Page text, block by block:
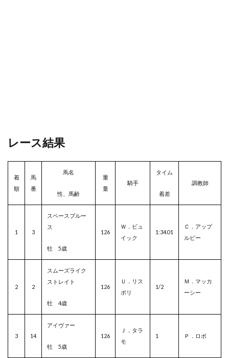
レース結果
着
順
馬
番
馬名
性、馬齢
重
量
騎手
タイム
着差
調教師
1 3
スペースブルー
ス
牡 5歳
126
Ｗ．ビュ
イック
1:34.01
Ｃ．アップ
ルビー
2 2
スムーズライク
ストレイト
牡 4歳
126
Ｕ．リス
ポリ
1/2
Ｍ．マッカ
ーシー
3 14
アイヴァー
牡 5歳
126
Ｊ．タラ
モ
1 Ｐ．ロボ